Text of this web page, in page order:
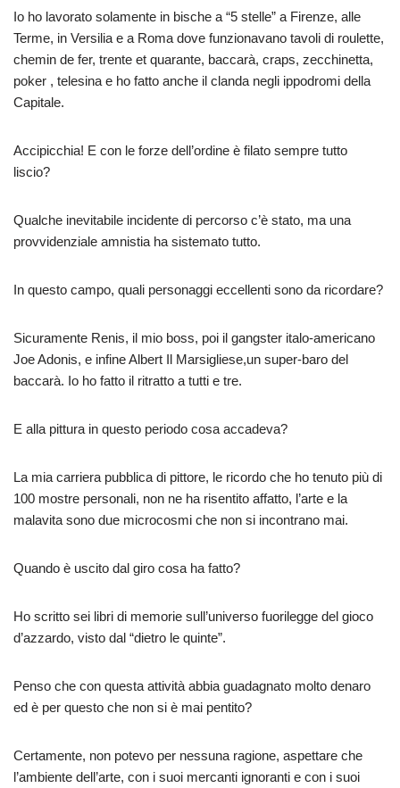
Io ho lavorato solamente in bische a “5 stelle” a Firenze, alle
Terme, in Versilia e a Roma dove funzionavano tavoli di roulette,
chemin de fer, trente et quarante, baccarà, craps, zecchinetta,
poker , telesina e ho fatto anche il clanda negli ippodromi della
Capitale.
Accipicchia! E con le forze dell’ordine è filato sempre tutto
liscio?
Qualche inevitabile incidente di percorso c’è stato, ma una
provvidenziale amnistia ha sistemato tutto.
In questo campo, quali personaggi eccellenti sono da ricordare?
Sicuramente Renis, il mio boss, poi il gangster italo-americano
Joe Adonis, e infine Albert Il Marsigliese,un super-baro del
baccarà. Io ho fatto il ritratto a tutti e tre.
E alla pittura in questo periodo cosa accadeva?
La mia carriera pubblica di pittore, le ricordo che ho tenuto più di
100 mostre personali, non ne ha risentito affatto, l’arte e la
malavita sono due microcosmi che non si incontrano mai.
Quando è uscito dal giro cosa ha fatto?
Ho scritto sei libri di memorie sull’universo fuorilegge del gioco
d’azzardo, visto dal “dietro le quinte”.
Penso che con questa attività abbia guadagnato molto denaro
ed è per questo che non si è mai pentito?
Certamente, non potevo per nessuna ragione, aspettare che
l’ambiente dell’arte, con i suoi mercanti ignoranti e con i suoi